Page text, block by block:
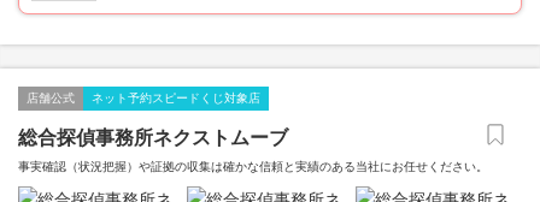
店舗公式 ネット予約スピードくじ対象店
総合探偵事務所ネクストムーブ
事実確認（状況把握）や証拠の収集は確かな信頼と実績のある当社にお任せください。